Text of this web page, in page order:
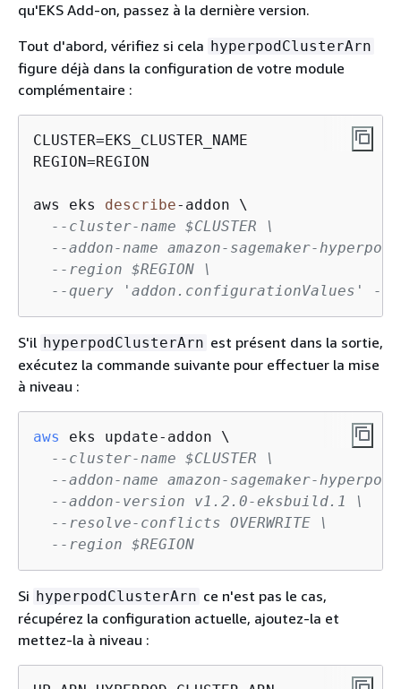
qu'EKS Add-on, passez à la dernière version.
Tout d'abord, vérifiez si cela hyperpodClusterArn
figure déjà dans la configuration de votre module
complémentaire :
CLUSTER=EKS_CLUSTER_NAME
REGION=REGION
aws eks describe- addon \
--cluster-name $CLUSTER \
--addon-name amazon-sagemaker-
--region $REGION \
--query 'addon.configurationValues'
S'il hyperpodClusterArn est présent dans la sortie,
exécutez la commande suivante pour effectuer la mise
à niveau :
aws
eks update-addon \
--cluster-name $CLUSTER \
--addon-name amazon-sagemaker-
--addon-version v1.2.0-eksbuild.1 \
--resolve-conflicts OVERWRITE \
--region $REGION
Si hyperpodClusterArn ce n'est pas le cas,
récupérez la configuration actuelle, ajoutez-la et
mettez-la à niveau :